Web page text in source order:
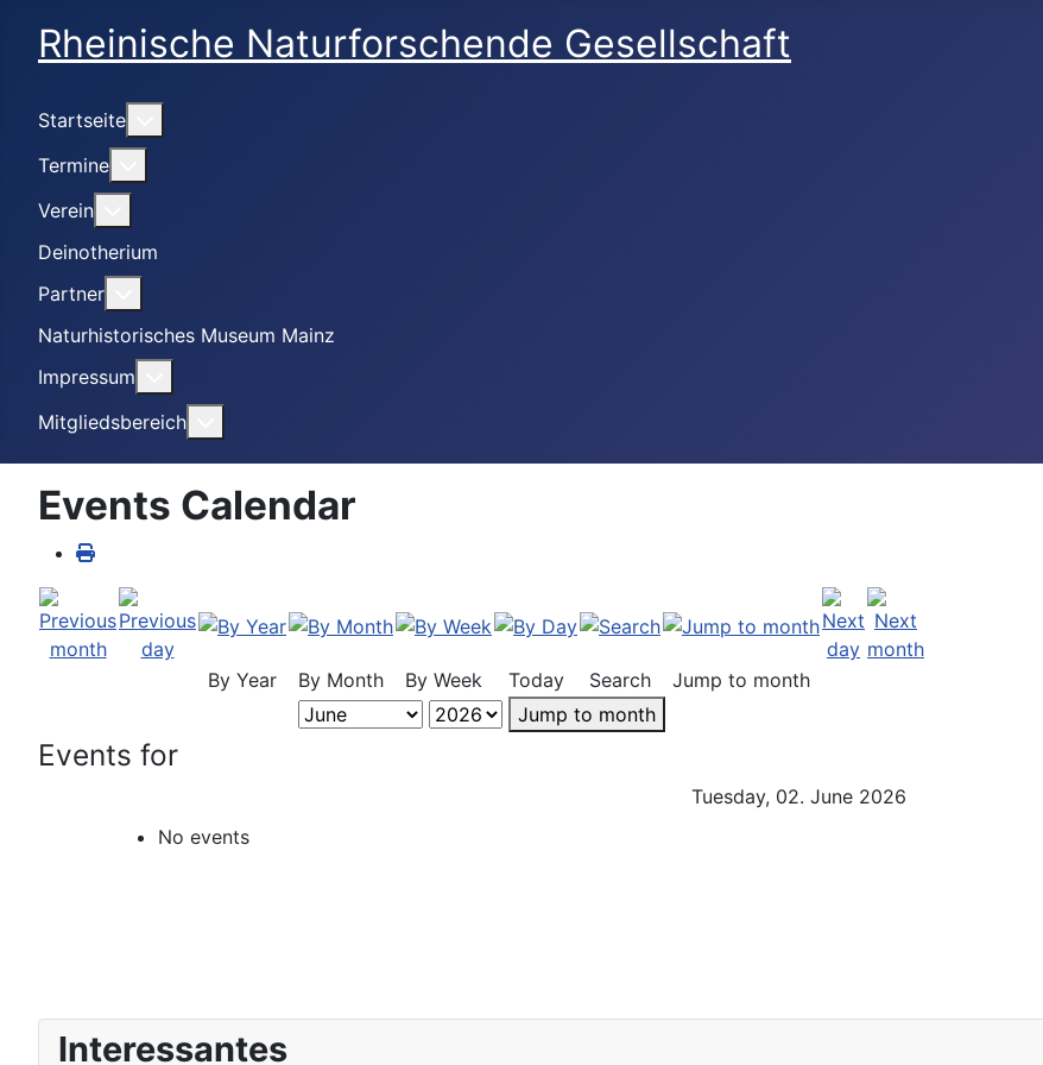
Rheinische Naturforschende Gesellschaft
Startseite
Termine
Verein
Deinotherium
Partner
Naturhistorisches Museum Mainz
Impressum
Mitgliedsbereich
Events Calendar
By Year By Month By Week Today Search
Jump to month
Jump to month
Events for
Tuesday, 02. June 2026
No events
Interessantes